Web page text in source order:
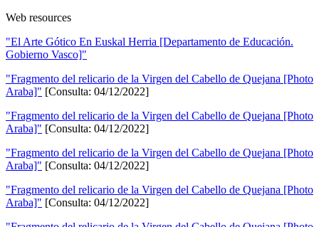
Web resources
"El Arte Gótico En Euskal Herria [Departamento de Educación.
Gobierno Vasco]"
"Fragmento del relicario de la Virgen del Cabello de Quejana [Photo
Araba]" [Consulta: 04/12/2022]
"Fragmento del relicario de la Virgen del Cabello de Quejana [Photo
Araba]" [Consulta: 04/12/2022]
"Fragmento del relicario de la Virgen del Cabello de Quejana [Photo
Araba]" [Consulta: 04/12/2022]
"Fragmento del relicario de la Virgen del Cabello de Quejana [Photo
Araba]" [Consulta: 04/12/2022]